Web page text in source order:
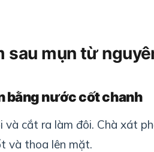
sau mụn từ
bằng nước cốt chanh
và cắt ra làm đôi. Chà xát
và thoa lên mặt.